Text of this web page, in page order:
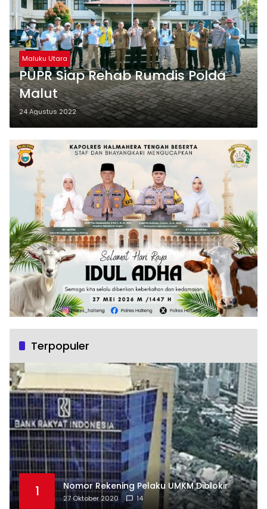
Maluku Utara
PUPR Siap Rehab Rumdis Polda
Malut
24 Agustus 2022
Terpopuler
1 Nomor Rekening Pelaku UMKM Diblokir
27 Oktober 2020 14